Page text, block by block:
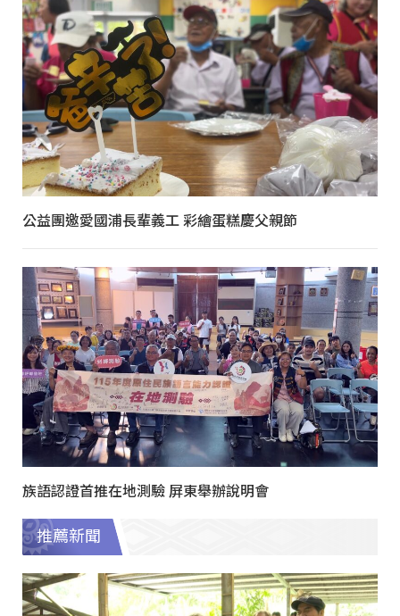
公益團邀愛國浦長輩義工 彩繪蛋糕慶父親節
族語認證首推在地測驗 屏東舉辦說明會
推薦新聞